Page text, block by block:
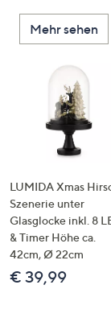
nach
unten
oder
wischen
Touch-
Geräten
links
bzw.
rechts,
um
diese
anzuzeigen.
Mehr sehen
LUMIDA Xmas
Szenerie unter
Glasglocke inkl. 8
& Timer Höhe ca.
42cm, Ø 22cm
€ 39,99